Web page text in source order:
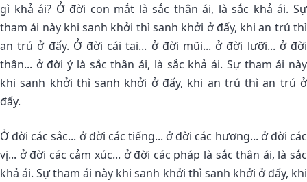
gì khả ái? Ở đời con mắt là sắc thân ái, là sắc khả ái. Sự
tham ái này khi sanh khởi thì sanh khởi ở đấy, khi an trú thì
an trú ở đấy. Ở đời cái tai... ở đời mũi... ở đời lưỡi... ở đời
thân... ở đời ý là sắc thân ái, là sắc khả ái. Sự tham ái này
khi sanh khởi thì sanh khởi ở đấy, khi an trú thì an trú ở
đấy.
Ở đời các sắc... ở đời các tiếng... ở đời các hương... ở đời các
vị... ở đời các cảm xúc... ở đời các pháp là sắc thân ái, là sắc
khả ái. Sự tham ái này khi sanh khởi thì sanh khởi ở đấy, khi